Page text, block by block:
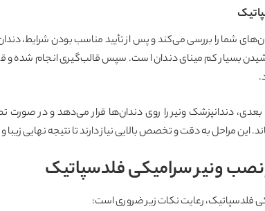
شما را بررسی می‌کند و پس از تأیید مناسب بودن شرایط،
بسیار کم مینای دندان است. سپس قالب‌گیری انجام شده و
دندانپزشک ونیر را روی دندان‌ها قرار می‌دهد و در صورت
مراحل به دقت و تخصص بالایی نیاز دارند تا نتیجه نهایی زیبا
ونیر سرامیکی فلدسپاتیک
فلدسپاتیک، رعایت نکات زیر ضروری است: